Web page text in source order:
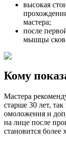
высокая
мастера;
после
мышцы
Кому
Мастера
старше 30 лет,
омоложения и
на лице после
становится более